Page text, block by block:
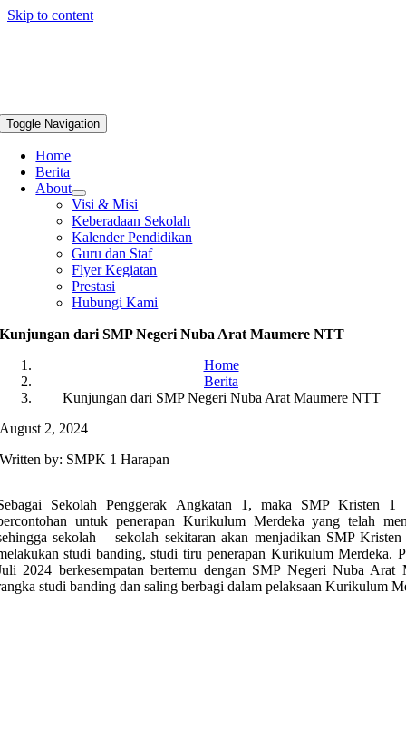
Skip to content
Toggle Navigation
Home
Berita
About
Visi & Misi
Keberadaan Sekolah
Kalender Pendidikan
Guru dan Staf
Flyer Kegiatan
Prestasi
Hubungi Kami
Kunjungan dari SMP Negeri Nuba Arat Maumere NTT
Home
Berita
Kunjungan dari SMP Negeri Nuba Arat Maumere NTT
August 2, 2024
Written by: SMPK 1 Harapan
Sekolah Penggerak Angkatan 1, maka SMP Kristen 1
untuk penerapan Kurikulum Merdeka yang telah
sekolah – sekolah sekitaran akan menjadikan SMP
studi banding, studi tiru penerapan Kurikulum Merdeka.
2024 berkesempatan bertemu dengan SMP Negeri Nuba
studi banding dan saling berbagi dalam pelaksaan Kurikulum